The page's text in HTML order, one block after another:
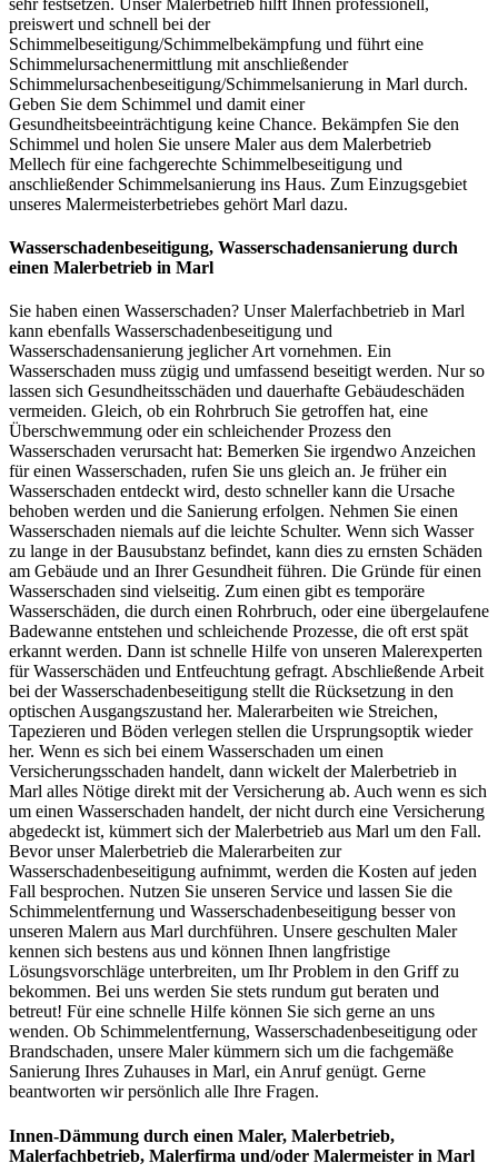
sehr festsetzen. Unser Malerbetrieb hilft Ihnen professionell,
preiswert und schnell bei der
Schimmelbeseitigung/Schimmelbekämpfung und führt eine
Schimmelursachenermittlung mit anschließender
Schimmelursachenbeseitigung/Schimmelsanierung in Marl durch.
Geben Sie dem Schimmel und damit einer
Gesundheitsbeeinträchtigung keine Chance. Bekämpfen Sie den
Schimmel und holen Sie unsere Maler aus dem Malerbetrieb
Mellech für eine fachgerechte Schimmelbeseitigung und
anschließender Schimmelsanierung ins Haus. Zum Einzugsgebiet
unseres Malermeisterbetriebes gehört Marl dazu.
Wasserschadenbeseitigung, Wasserschadensanierung durch
einen Malerbetrieb in Marl
Sie haben einen Wasserschaden? Unser Malerfachbetrieb in Marl
kann ebenfalls Wasserschadenbeseitigung und
Wasserschadensanierung jeglicher Art vornehmen. Ein
Wasserschaden muss zügig und umfassend beseitigt werden. Nur so
lassen sich Gesundheitsschäden und dauerhafte Gebäudeschäden
vermeiden. Gleich, ob ein Rohrbruch Sie getroffen hat, eine
Überschwemmung oder ein schleichender Prozess den
Wasserschaden verursacht hat: Bemerken Sie irgendwo Anzeichen
für einen Wasserschaden, rufen Sie uns gleich an. Je früher ein
Wasserschaden entdeckt wird, desto schneller kann die Ursache
behoben werden und die Sanierung erfolgen. Nehmen Sie einen
Wasserschaden niemals auf die leichte Schulter. Wenn sich Wasser
zu lange in der Bausubstanz befindet, kann dies zu ernsten Schäden
am Gebäude und an Ihrer Gesundheit führen. Die Gründe für einen
Wasserschaden sind vielseitig. Zum einen gibt es temporäre
Wasserschäden, die durch einen Rohrbruch, oder eine übergelaufene
Badewanne entstehen und schleichende Prozesse, die oft erst spät
erkannt werden. Dann ist schnelle Hilfe von unseren Malerexperten
für Wasserschäden und Entfeuchtung gefragt. Abschließende Arbeit
bei der Wasserschadenbeseitigung stellt die Rücksetzung in den
optischen Ausgangszustand her. Malerarbeiten wie Streichen,
Tapezieren und Böden verlegen stellen die Ursprungsoptik wieder
her. Wenn es sich bei einem Wasserschaden um einen
Versicherungsschaden handelt, dann wickelt der Malerbetrieb in
Marl alles Nötige direkt mit der Versicherung ab. Auch wenn es sich
um einen Wasserschaden handelt, der nicht durch eine Versicherung
abgedeckt ist, kümmert sich der Malerbetrieb aus Marl um den Fall.
Bevor unser Malerbetrieb die Malerarbeiten zur
Wasserschadenbeseitigung aufnimmt, werden die Kosten auf jeden
Fall besprochen. Nutzen Sie unseren Service und lassen Sie die
Schimmelentfernung und Wasserschadenbeseitigung besser von
unseren Malern aus Marl durchführen. Unsere geschulten Maler
kennen sich bestens aus und können Ihnen langfristige
Lösungsvorschläge unterbreiten, um Ihr Problem in den Griff zu
bekommen. Bei uns werden Sie stets rundum gut beraten und
betreut! Für eine schnelle Hilfe können Sie sich gerne an uns
wenden. Ob Schimmelentfernung, Wasserschadenbeseitigung oder
Brandschaden, unsere Maler kümmern sich um die fachgemäße
Sanierung Ihres Zuhauses in Marl, ein Anruf genügt. Gerne
beantworten wir persönlich alle Ihre Fragen.
Innen-Dämmung durch einen Maler, Malerbetrieb,
Malerfachbetrieb, Malerfirma und/oder Malermeister in Marl